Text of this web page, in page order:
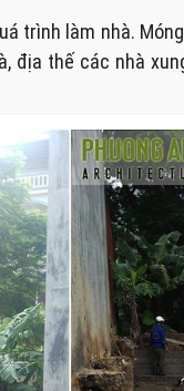
trình làm nhà.
địa thế các nhà